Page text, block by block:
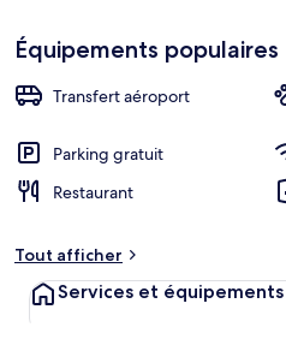
Équipements populaires
Transfert aéroport
Parking gratuit
Restaurant
Tout afficher
Services et